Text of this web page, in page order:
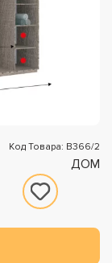
Код Товара: В366/2
ДОМ